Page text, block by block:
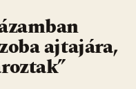
ajtajára,